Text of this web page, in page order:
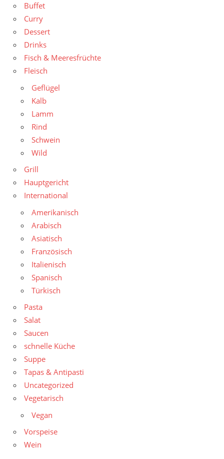
Buffet
Curry
Dessert
Drinks
Fisch & Meeresfrüchte
Fleisch
Geflügel
Kalb
Lamm
Rind
Schwein
Wild
Grill
Hauptgericht
International
Amerikanisch
Arabisch
Asiatisch
Französisch
Italienisch
Spanisch
Türkisch
Pasta
Salat
Saucen
schnelle Küche
Suppe
Tapas & Antipasti
Uncategorized
Vegetarisch
Vegan
Vorspeise
Wein